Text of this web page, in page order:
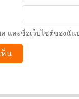
และชื่อเว็บไซต์ของฉัน